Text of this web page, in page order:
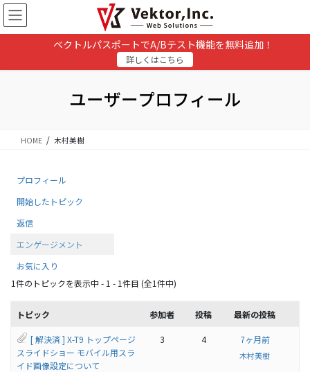
コ
ン
テ
ナ
ビ
ゲ
ベクトルパスポートでA/Bテスト機能を無料追加！
詳しくはこちら
ユーザープロフィール
HOME 木村美樹
プロフィール
開始したトピック
返信
エンゲージメント
お気に入り
1件のトピックを表示中 - 1 - 1件目 (全1件中)
トピック 参加者 投稿 最新の投稿
[ 解決済 ] X-T9 トップページ
スライドショー モバイル用スラ
イド画像設定について
3 4 7ヶ月前
木村美樹